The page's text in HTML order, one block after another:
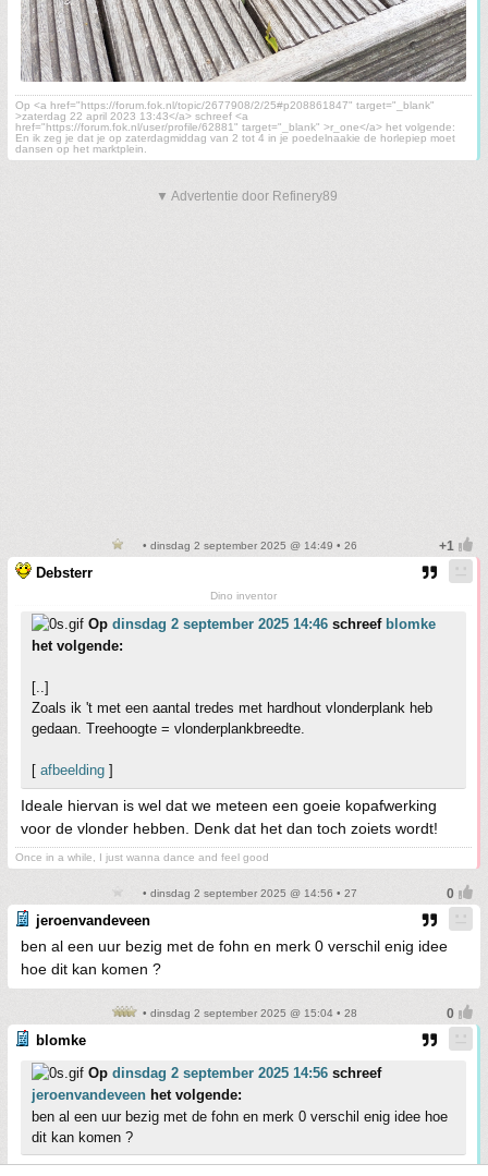
Op <a href="https://forum.fok.nl/topic/2677908/2/25#p208861847" target="_blank"
>zaterdag 22 april 2023 13:43</a> schreef <a
href="https://forum.fok.nl/user/profile/62881" target="_blank" >r_one</a> het volgende:
En ik zeg je dat je op zaterdagmiddag van 2 tot 4 in je poedelnaakie de horlepiep moet
dansen op het marktplein.
▼ Advertentie door Refinery89
• dinsdag 2 september 2025 @ 14:49 • 26
Debsterr
Dino inventor
Op dinsdag 2 september 2025 14:46 schreef blomke
het volgende:
[..]
Zoals ik 't met een aantal tredes met hardhout vlonderplank heb
gedaan. Treehoogte = vlonderplankbreedte.
[ afbeelding ]
Ideale hiervan is wel dat we meteen een goeie kopafwerking
voor de vlonder hebben. Denk dat het dan toch zoiets wordt!
Once in a while, I just wanna dance and feel good
• dinsdag 2 september 2025 @ 14:56 • 27
jeroenvandeveen
ben al een uur bezig met de fohn en merk 0 verschil enig idee
hoe dit kan komen ?
• dinsdag 2 september 2025 @ 15:04 • 28
blomke
Op dinsdag 2 september 2025 14:56 schreef
jeroenvandeveen het volgende:
ben al een uur bezig met de fohn en merk 0 verschil enig idee hoe
dit kan komen ?